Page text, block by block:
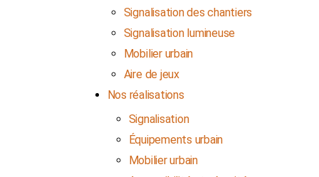
Signalisation des chantiers
Signalisation lumineuse
Mobilier urbain
Aire de jeux
Nos réalisations
Signalisation
Équipements urbain
Mobilier urbain